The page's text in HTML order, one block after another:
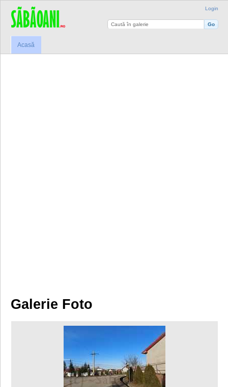
Login
Acasă
Galerie Foto